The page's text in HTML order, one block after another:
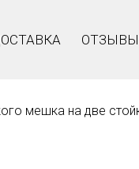
ОТЗЫВЫ
мешка на две